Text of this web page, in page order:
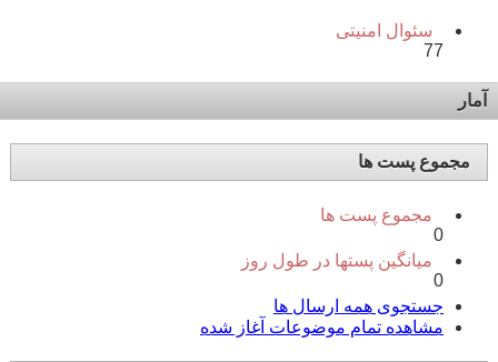
سئوال امنیتی
77
آمار
مجموع پست ها
مجموع پست ها
0
میانگین پستها در طول روز
0
جستجوی همه ارسال ها
مشاهده تمام موضوعات آغاز شده